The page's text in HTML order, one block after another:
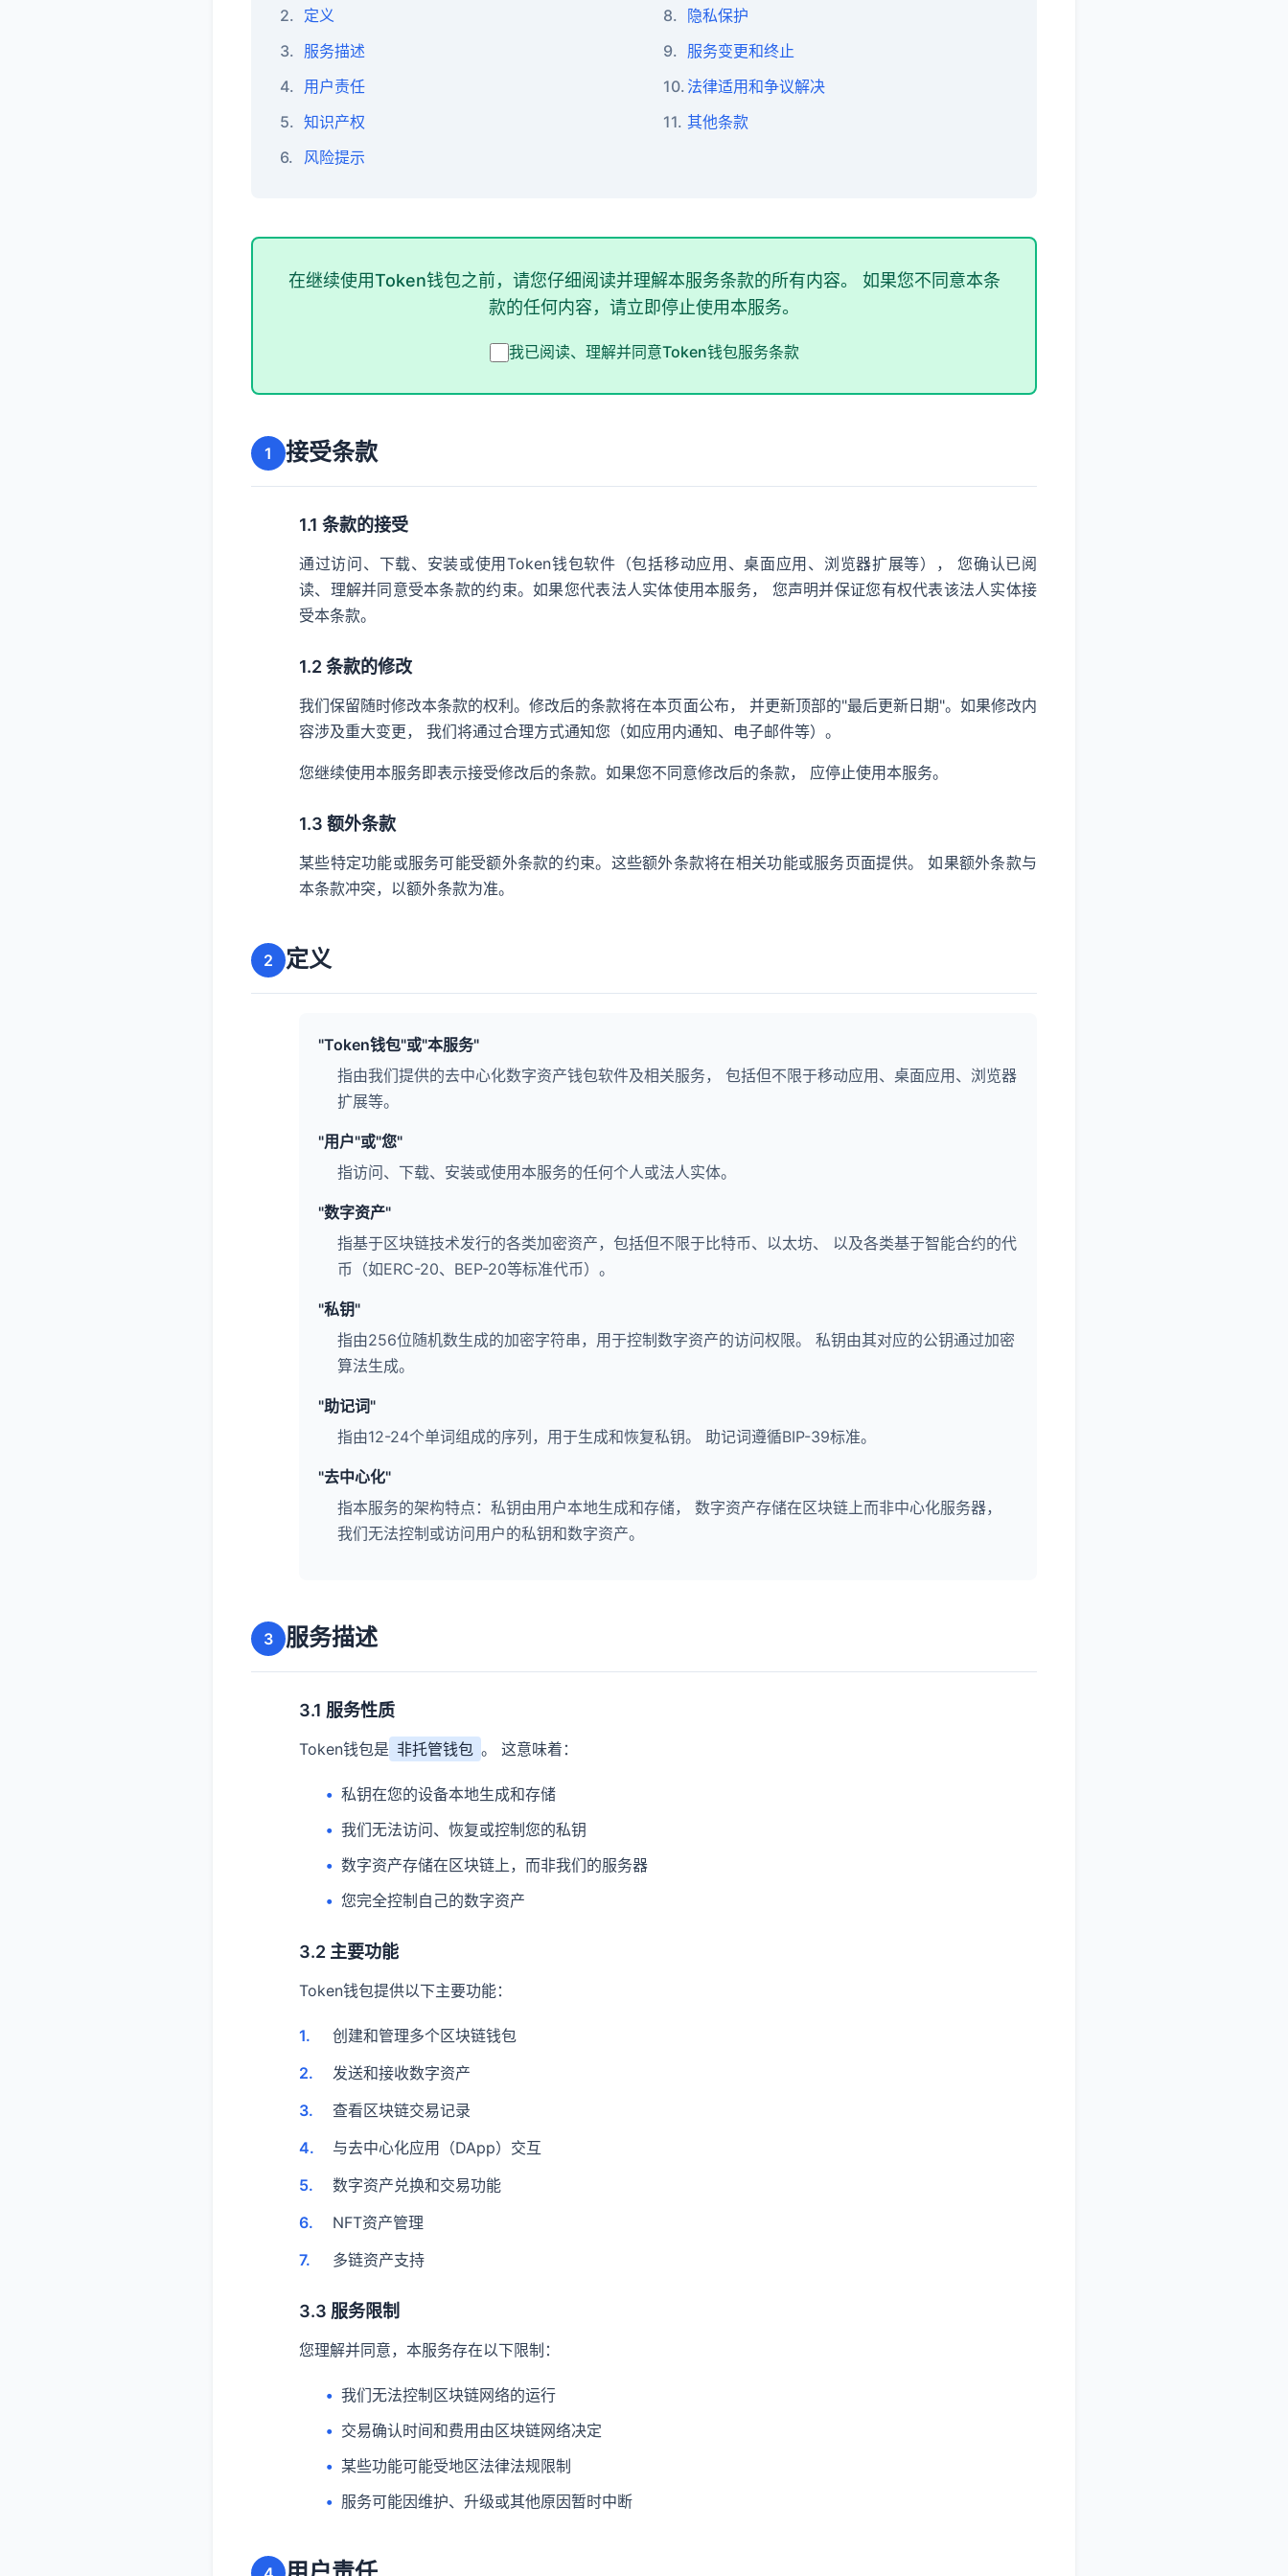
2. 定义
3. 服务描述
4. 用户责任
5. 知识产权
6.
风险提示
8.
隐私保护
9. 服务变更和终止
10. 法律适用和争议解决
11. 其他条款
在继续使用Token钱包之前，请您仔细阅读并理解本服务条款的所有内容。 如果您不同意本条
款的任何内容，请立即停止使用本服务。
我已阅读、理解并同意Token钱包服务条款
1 接受条款
1.1 条款的接受
通过访问、下载、安装或使用Token钱包软件（包括移动应用、桌面应用、浏览器扩展等）， 您确认已阅
读、理解并同意受本条款的约束。如果您代表法人实体使用本服务， 您声明并保证您有权代表该法人实体接
受本条款。
1.2 条款的修改
我们保留随时修改本条款的权利。修改后的条款将在本页面公布， 并更新顶部的"最后更新日期"。如果修改内
容涉及重大变更， 我们将通过合理方式通知您（如应用内通知、电子邮件等）。
您继续使用本服务即表示接受修改后的条款。如果您不同意修改后的条款， 应停止使用本服务。
1.3 额外条款
某些特定功能或服务可能受额外条款的约束。这些额外条款将在相关功能或服务页面提供。 如果额外条款与
本条款冲突，以额外条款为准。
2 定义
"Token钱包"或"本服务"
指由我们提供的去中心化数字资产钱包软件及相关服务， 包括但不限于移动应用、桌面应用、浏览器
扩展等。
"用户"或"您"
指访问、下载、安装或使用本服务的任何个人或法人实体。
"数字资产"
指基于区块链技术发行的各类加密资产，包括但不限于比特币、以太坊、 以及各类基于智能合约的代
币（如ERC-20、BEP-20等标准代币）。
"私钥"
指由256位随机数生成的加密字符串，用于控制数字资产的访问权限。 私钥由其对应的公钥通过加密
算法生成。
"助记词"
指由12-24个单词组成的序列，用于生成和恢复私钥。 助记词遵循BIP-39标准。
"去中心化"
指本服务的架构特点：私钥由用户本地生成和存储， 数字资产存储在区块链上而非中心化服务器，
我们无法控制或访问用户的私钥和数字资产。
3 服务描述
3.1 服务性质
Token钱包是 非托管钱包 。 这意味着：
私钥在您的设备本地生成和存储
我们无法访问、恢复或控制您的私钥
数字资产存储在区块链上，而非我们的服务器
您完全控制自己的数字资产
3.2 主要功能
Token钱包提供以下主要功能：
创建和管理多个区块链钱包
发送和接收数字资产
查看区块链交易记录
与去中心化应用（DApp）交互
数字资产兑换和交易功能
NFT资产管理
多链资产支持
3.3 服务限制
您理解并同意，本服务存在以下限制：
我们无法控制区块链网络的运行
交易确认时间和费用由区块链网络决定
某些功能可能受地区法律法规限制
服务可能因维护、升级或其他原因暂时中断